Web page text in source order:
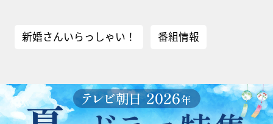
新婚さんいらっしゃい！ 番組情報